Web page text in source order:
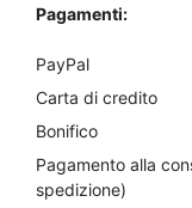
Pagamenti:
PayPal
Carta di credito
Bonifico
Pagamento alla
spedizione)